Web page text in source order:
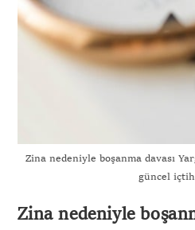
Zina nedeniyle boşanma davası
güncel
Zina nedeniyle